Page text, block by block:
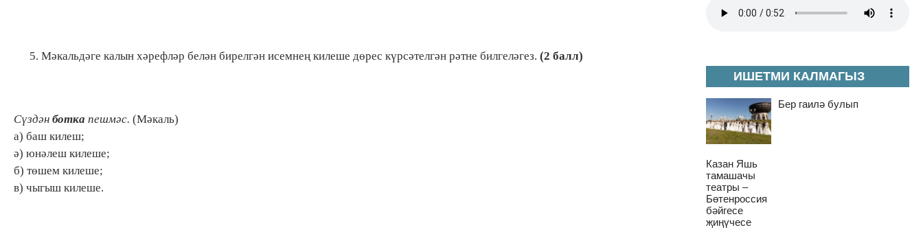
Мәкальдәге калын хәрефләр белән бирелгән исемнең килеше дөрес күрсәтелгән рәтне билгеләгез. (2 балл)
Сүздән ботка пешмәс. (Мәкаль)
а) баш килеш;
ә) юнәлеш килеше;
б) төшем килеше;
в) чыгыш килеше.
ИШЕТМИ КАЛМАГЫЗ
Бер гаилә булып
Казан Яшь
тамашачы
театры –
Бөтенроссия
бәйгесе
җиңүчесе